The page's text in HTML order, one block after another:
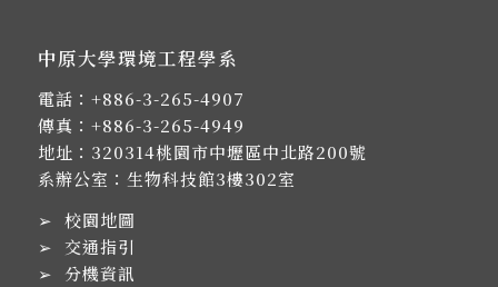
中原大學環境工程學系
電話： +886-3-265-4907
傳真：+886-3-265-4949
地址： 320314桃園市中壢區中北路200號
系辦公室：生物科技館3樓302室
➢ 校園地圖
➢ 交通指引
➢ 分機資訊